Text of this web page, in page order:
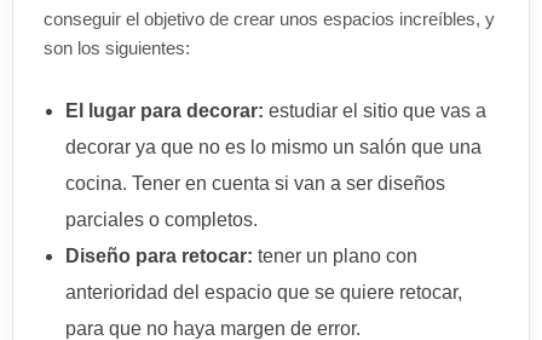
conseguir el objetivo de crear unos espacios increíbles, y
son los siguientes:
El lugar para decorar: estudiar el sitio que vas a
decorar ya que no es lo mismo un salón que una
cocina. Tener en cuenta si van a ser diseños
parciales o completos.
Diseño para retocar: tener un plano con
anterioridad del espacio que se quiere retocar,
para que no haya margen de error.